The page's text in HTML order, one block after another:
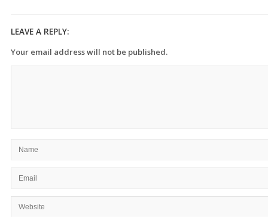
LEAVE A REPLY:
Your email address will not be published.